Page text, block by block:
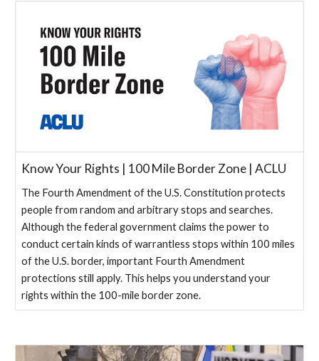
Know Your Rights | 100 Mile Border Zone | ACLU
The Fourth Amendment of the U.S. Constitution protects
people from random and arbitrary stops and searches.
Although the federal government claims the power to
conduct certain kinds of warrantless stops within 100 miles
of the U.S. border, important Fourth Amendment
protections still apply. This helps you understand your
rights within the 100-mile border zone.​